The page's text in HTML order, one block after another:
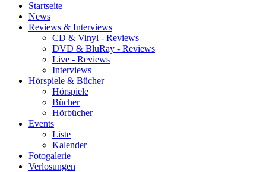
Startseite
News
Reviews & Interviews
CD & Vinyl - Reviews
DVD & BluRay - Reviews
Live - Reviews
Interviews
Hörspiele & Bücher
Hörspiele
Bücher
Hörbücher
Events
Liste
Kalender
Fotogalerie
Verlosungen